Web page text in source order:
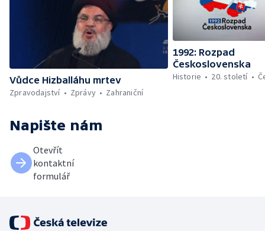
Vůdce Hizballáhu mrtev
Zpravodajství
Zprávy Zahraniční
1992: Rozpad
Československa
Historie
20. století
Napište nám
Otevřít
kontaktní
formulář